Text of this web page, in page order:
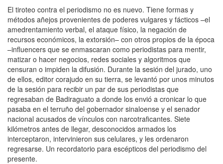
El tiroteo contra el periodismo no es nuevo. Tiene formas y
métodos añejos provenientes de poderes vulgares y fácticos –el
amedrentamiento verbal, el ataque físico, la negación de
recursos económicos, la extorsión– con otros propios de la época
–influencers que se enmascaran como periodistas para mentir,
matizar o hacer negocios, redes sociales y algoritmos que
censuran o impiden la difusión. Durante la sesión del jurado, uno
de ellos, editor corajudo en su tierra, se levantó por unos minutos
de la sesión para recibir un par de sus periodistas que
regresaban de Badiraguato a donde los envió a cronicar lo que
pasaba en el terruño del gobernador sinaloense y el senador
nacional acusados de vínculos con narcotraficantes. Siete
kilómetros antes de llegar, desconocidos armados los
interceptaron, intervinieron sus celulares, y les ordenaron
regresarse. Un recordatorio para escépticos del periodismo del
presente.